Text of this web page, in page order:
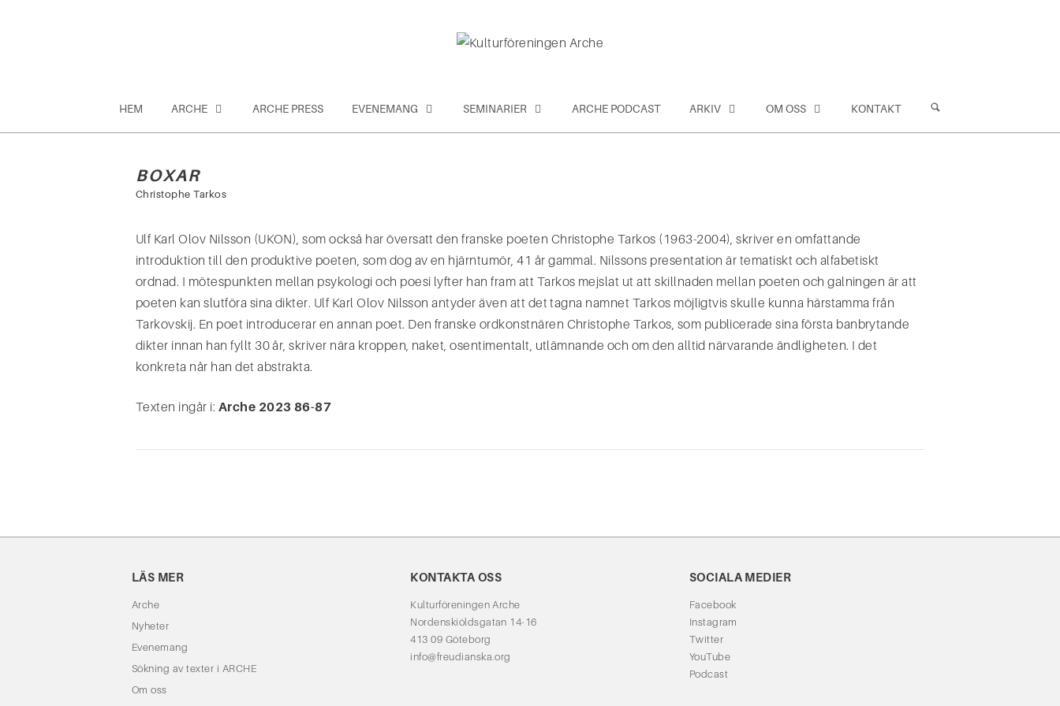
HEM ARCHE ARCHE PRESS EVENEMANG SEMINARIER ARCHE PODCAST ARKIV OM OSS KONTAKT
BOXAR
Christophe Tarkos
Ulf Karl Olov Nilsson (UKON), som också har översatt den franske poeten Christophe Tarkos (1963-2004), skriver en omfattande
introduktion till den produktive poeten, som dog av en hjärntumör, 41 år gammal. Nilssons presentation är tematiskt och alfabetiskt
ordnad. I mötespunkten mellan psykologi och poesi lyfter han fram att Tarkos mejslat ut att skillnaden mellan poeten och galningen är att
poeten kan slutföra sina dikter. Ulf Karl Olov Nilsson antyder även att det tagna namnet Tarkos möjligtvis skulle kunna härstamma från
Tarkovskij. En poet introducerar en annan poet. Den franske ordkonstnären Christophe Tarkos, som publicerade sina första banbrytande
dikter innan han fyllt 30 år, skriver nära kroppen, naket, osentimentalt, utlämnande och om den alltid närvarande ändligheten. I det
konkreta når han det abstrakta.
Texten ingår i: Arche 2023 86-87
LÄS MER
Arche
Nyheter
Evenemang
Sökning av texter i ARCHE
Om oss
KONTAKTA OSS
Kulturföreningen Arche
Nordenskiöldsgatan 14-16
413 09 Göteborg
info@freudianska.org
SOCIALA MEDIER
Facebook
Instagram
Twitter
YouTube
Podcast